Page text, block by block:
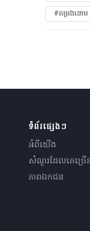
#តម្រងនោម
ទំព័រផ្សេងៗ
អំពីយើង
សំណួរ​ដែលគេ​ច្រើ
ភាពឯកជន